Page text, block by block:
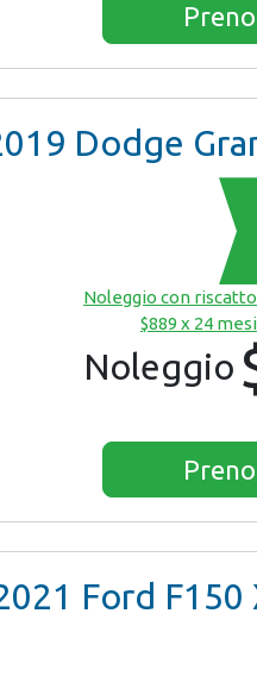
Dodge
Noleggio con riscatto
$889 x 24 mesi
Noleggio
Ford F150